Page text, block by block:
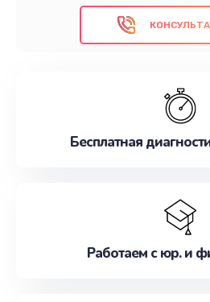
Бесплатная
Работаем с юр. и